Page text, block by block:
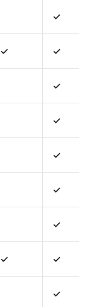
✓
✓ ✓
✓
✓
✓
✓
✓
✓ ✓
✓